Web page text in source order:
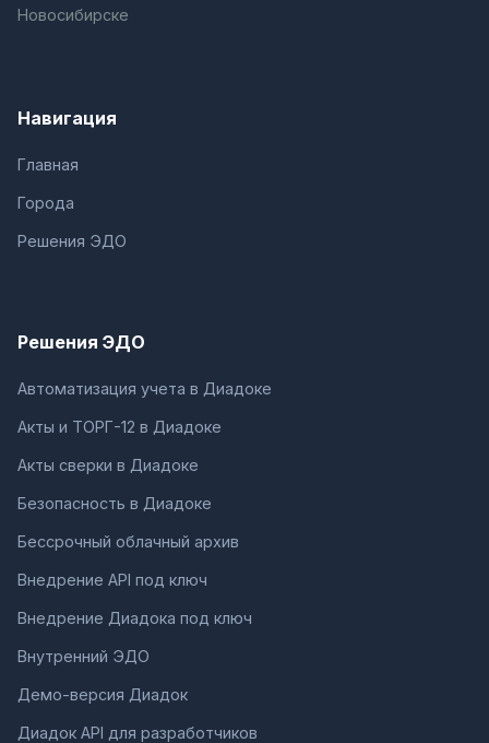
Новосибирске
Навигация
Главная
Города
Решения ЭДО
Решения ЭДО
Автоматизация учета в Диадоке
Акты и ТОРГ-12 в Диадоке
Акты сверки в Диадоке
Безопасность в Диадоке
Бессрочный облачный архив
Внедрение API под ключ
Внедрение Диадока под ключ
Внутренний ЭДО
Демо-версия Диадок
Диадок API для разработчиков